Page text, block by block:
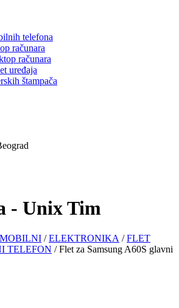
telefona
računara
računara
uređaja
štampača
- Unix Tim
MOBILNI /ELEKTRONIKA /FLET
TELEFON / Flet za Samsung A60S glavni